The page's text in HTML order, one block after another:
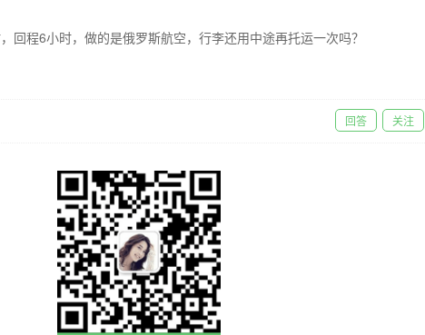
回程6小时，做的是俄罗斯航空，行李还用中途再托运一次吗？
关注
回答